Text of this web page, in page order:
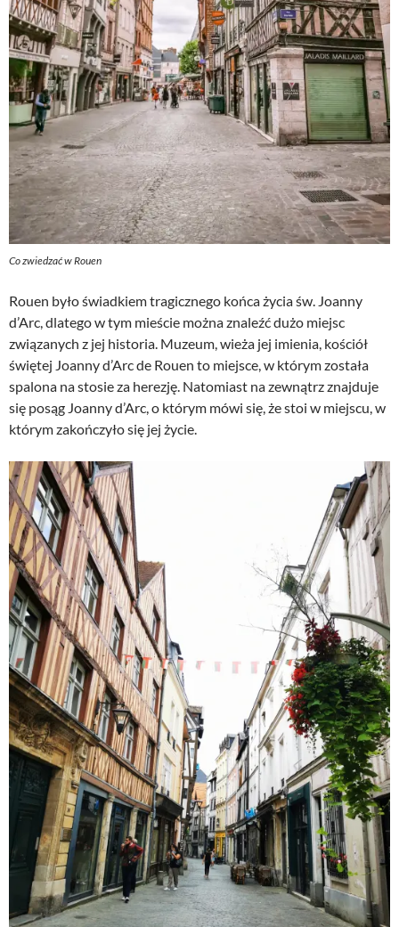
Co zwiedzać w Rouen
Rouen było świadkiem tragicznego końca życia św. Joanny
d’Arc, dlatego w tym mieście można znaleźć dużo miejsc
związanych z jej historia. Muzeum, wieża jej imienia, kościół
świętej Joanny d’Arc de Rouen to miejsce, w którym została
spalona na stosie za herezję. Natomiast na zewnątrz znajduje
się posąg Joanny d’Arc, o którym mówi się, że stoi w miejscu, w
którym zakończyło się jej życie.